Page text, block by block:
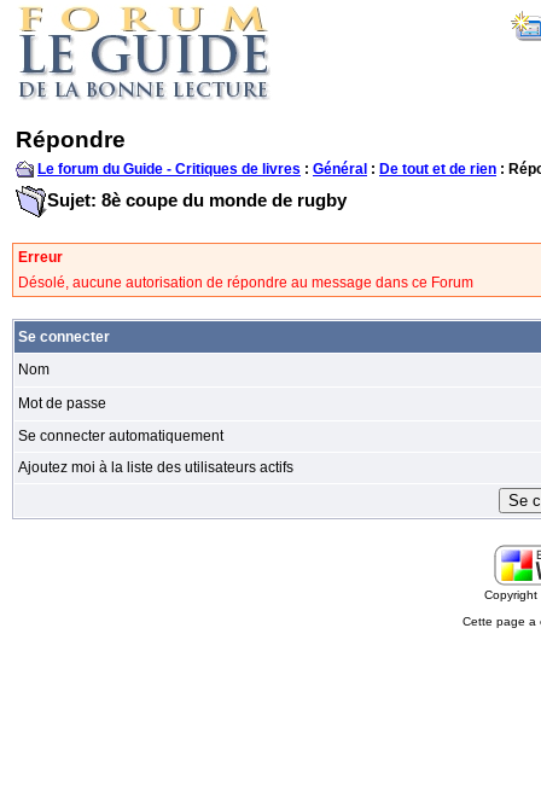
Répondre
Le forum du Guide - Critiques de livres : Général : De tout et de rien :
Sujet: 8è coupe du monde de rugby
Erreur
Désolé, aucune autorisation de répondre au message dans ce Forum
Se connecter
Nom
Mot de passe
Se connecter automatiquement
Ajoutez moi à la liste des utilisateurs actifs
Cette page a